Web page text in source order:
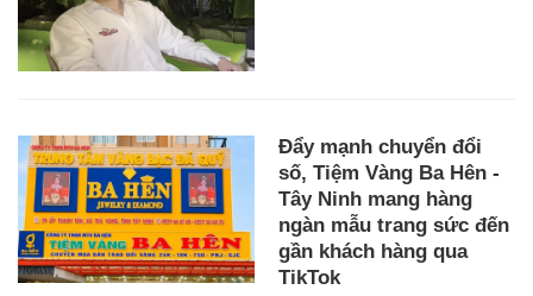
Đẩy mạnh chuyển đổi
số, Tiệm Vàng Ba Hên -
Tây Ninh mang hàng
ngàn mẫu trang sức đến
gần khách hàng qua
TikTok